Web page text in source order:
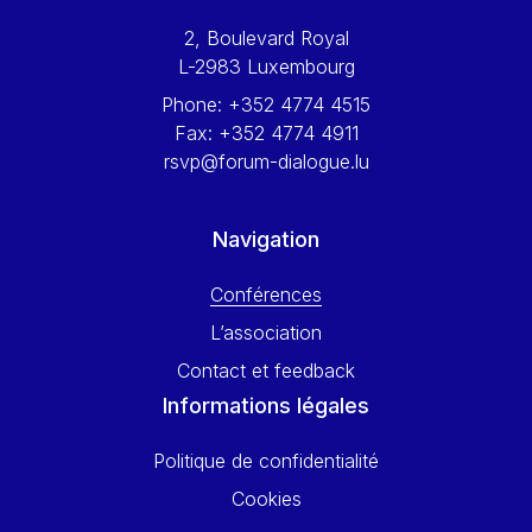
Wolfgang Ketterle
Yossi Beillin
Yves FRANCHET
2, Boulevard Royal
L-2983 Luxembourg
Phone: +352 4774 4515
Fax: +352 4774 4911
rsvp@forum-dialogue.lu
Navigation
Conférences
L’association
Contact et feedback
Informations légales
Politique de confidentialité
Cookies